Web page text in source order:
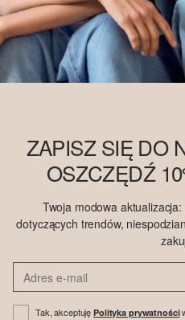
ZAPISZ SIĘ DO
OSZCZĘDŹ
Twoja modowa
dotyczących trendów,
Tak, akceptujęPolityka prywatności